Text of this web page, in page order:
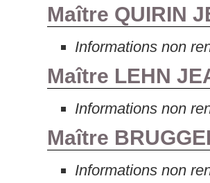
Maître QUIRIN
Informations non
Maître LEHN
Informations non
Maître
Informations non